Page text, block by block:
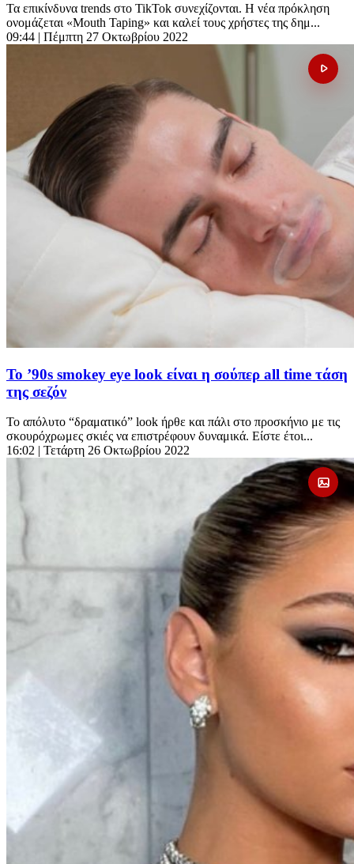
Τα επικίνδυνα trends στο TikTok συνεχίζονται. Η νέα πρόκληση
ονομάζεται «Mouth Taping» και καλεί τους χρήστες της δημ...
09:44 | Πέμπτη 27 Οκτωβρίου 2022
Το ’90s smokey eye look είναι η σούπερ all time τάση
της σεζόν
Το απόλυτο “δραματικό” look ήρθε και πάλι στο προσκήνιο με τις
σκουρόχρωμες σκιές να επιστρέφουν δυναμικά. Είστε έτοι...
16:02 | Τετάρτη 26 Οκτωβρίου 2022